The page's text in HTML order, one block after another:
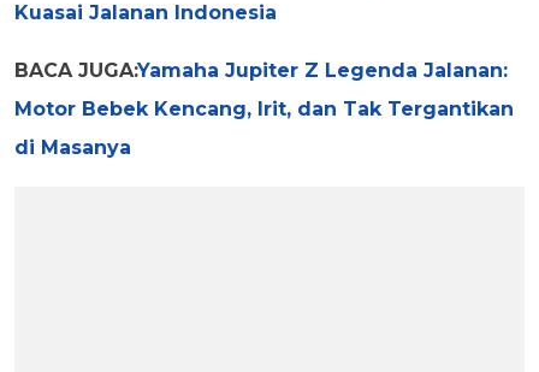
Kuasai Jalanan Indonesia
BACA JUGA:Yamaha Jupiter Z Legenda Jalanan:
Motor Bebek Kencang, Irit, dan Tak Tergantikan
di Masanya